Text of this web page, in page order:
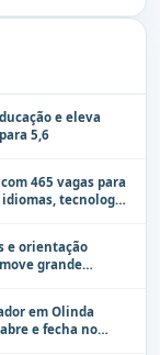
e eleva
5,6
465 vagas para
tecnologia
e orientação
grande
em Olinda
e fecha no